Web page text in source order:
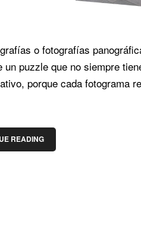
o fotografías
un puzzle que no siempre
porque cada fotograma
READING